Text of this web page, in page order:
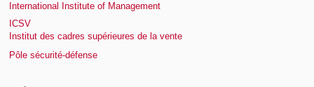
International Institute of Management
ICSV
Institut des cadres supérieures de la vente
Pôle sécurité-défense